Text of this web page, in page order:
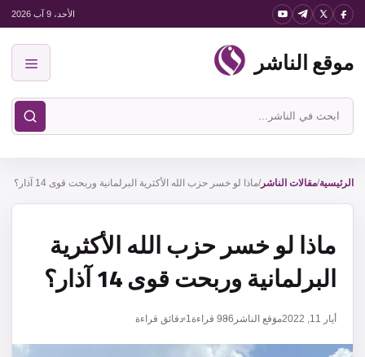
انتقل
المحتوى
الأحد، 9 آب 2026
موقع الناشر
ابحث
في
الناشر
الرئيسية/مقالات الناشر/ماذا لو خسر حزب الله الأكثرية البرلمانية وربحت قوى 14 آذار؟
ماذا لو خسر حزب الله الأكثرية
البرلمانية وربحت قوى 14 آذار؟
أيار 11, 2022 موقع الناشر 986 قراءة1 دقائق قراءة